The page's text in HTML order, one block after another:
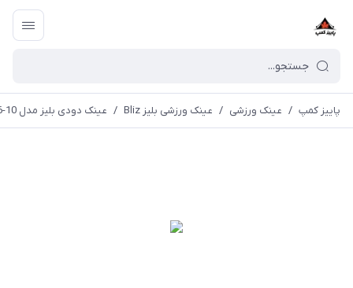
پاییز کمپ / عینک ورزشی / عینک ورزشی بلیز Bliz / عینک دودی بلیز مدل 10-52806 | Hybrid